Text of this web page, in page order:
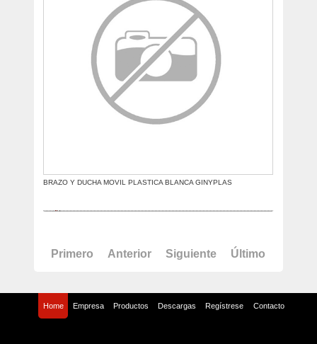
BRAZO Y DUCHA MOVIL PLASTICA BLANCA GINYPLAS
Primero Anterior Siguiente Último
Home Empresa Productos Descargas Regístrese Contacto